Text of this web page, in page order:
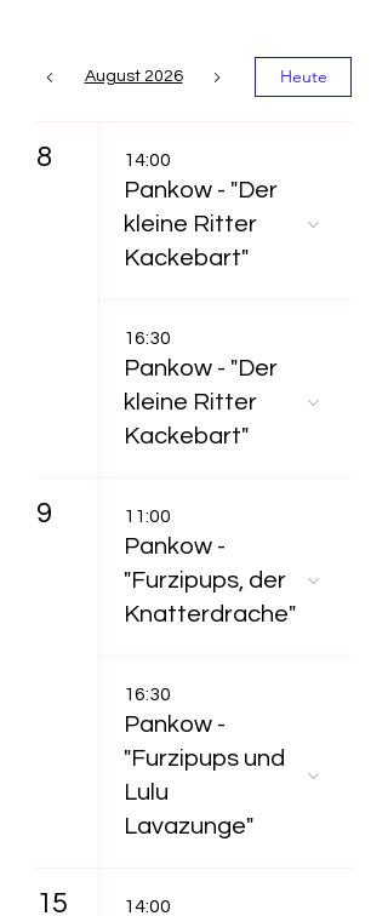
August 2026 Heute
8 14:00
Pankow - "Der
kleine Ritter
Kackebart"
16:30
Pankow - "Der
kleine Ritter
Kackebart"
9 11:00
Pankow -
"Furzipups, der
Knatterdrache"
16:30
Pankow -
"Furzipups und
Lulu
Lavazunge"
15 14:00